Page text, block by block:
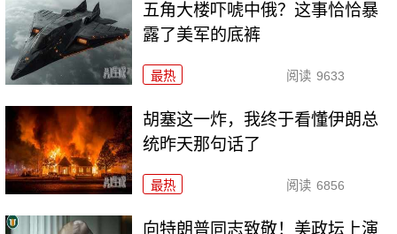
五角大楼吓唬中俄？这事恰恰暴
露了美军的底裤
最热 阅读 9633
胡塞这一炸，我终于看懂伊朗总
统昨天那句话了
最热 阅读 6856
向特朗普同志致敬！美政坛上演